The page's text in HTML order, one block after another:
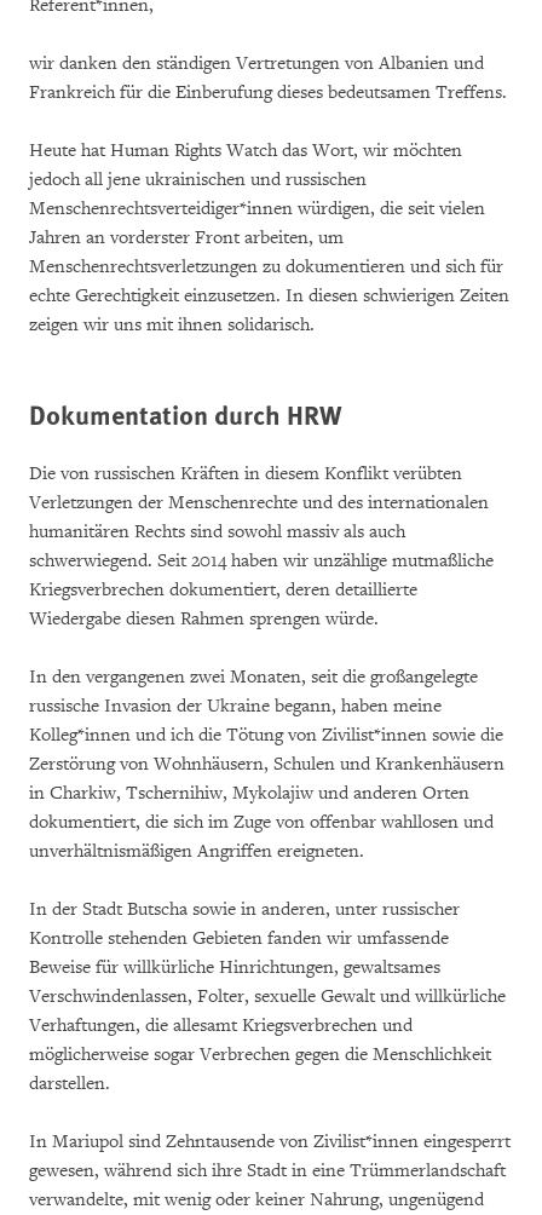
Referent*innen,
wir danken den ständigen Vertretungen von Albanien und
Frankreich für die Einberufung dieses bedeutsamen Treffens.
Heute hat Human Rights Watch das Wort, wir möchten
jedoch all jene ukrainischen und russischen
Menschenrechtsverteidiger*innen würdigen, die seit vielen
Jahren an vorderster Front arbeiten, um
Menschenrechtsverletzungen zu dokumentieren und sich für
echte Gerechtigkeit einzusetzen. In diesen schwierigen Zeiten
zeigen wir uns mit ihnen solidarisch.
Dokumentation durch HRW
Die von russischen Kräften in diesem Konflikt verübten
Verletzungen der Menschenrechte und des internationalen
humanitären Rechts sind sowohl massiv als auch
schwerwiegend. Seit 2014 haben wir unzählige mutmaßliche
Kriegsverbrechen dokumentiert, deren detaillierte
Wiedergabe diesen Rahmen sprengen würde.
In den vergangenen zwei Monaten, seit die großangelegte
russische Invasion der Ukraine begann, haben meine
Kolleg*innen und ich die Tötung von Zivilist*innen sowie die
Zerstörung von Wohnhäusern, Schulen und Krankenhäusern
in Charkiw, Tschernihiw, Mykolajiw und anderen Orten
dokumentiert, die sich im Zuge von offenbar wahllosen und
unverhältnismäßigen Angriffen ereigneten.
In der Stadt Butscha sowie in anderen, unter russischer
Kontrolle stehenden Gebieten fanden wir umfassende
Beweise für willkürliche Hinrichtungen, gewaltsames
Verschwindenlassen, Folter, sexuelle Gewalt und willkürliche
Verhaftungen, die allesamt Kriegsverbrechen und
möglicherweise sogar Verbrechen gegen die Menschlichkeit
darstellen.
In Mariupol sind Zehntausende von Zivilist*innen eingesperrt
gewesen, während sich ihre Stadt in eine Trümmerlandschaft
verwandelte, mit wenig oder keiner Nahrung, ungenügend